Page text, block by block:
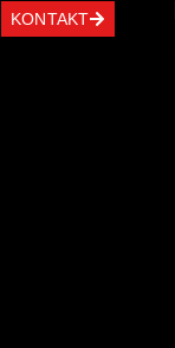
KONTAKT